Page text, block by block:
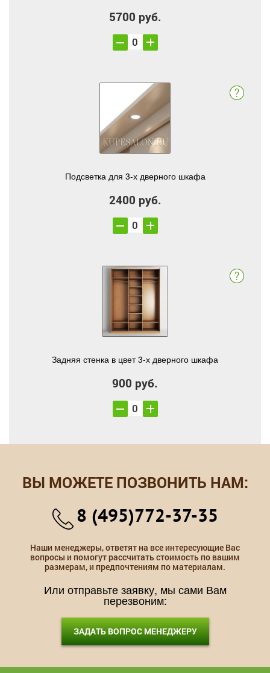
5700 руб.
Подсветка для 3-х дверного шкафа
2400 руб.
Задняя стенка в цвет 3-х дверного шкафа
900 руб.
ВЫ МОЖЕТЕ ПОЗВОНИТЬ НАМ:
8 (495)772-37-35
Наши менеджеры, ответят на все интересующие Вас
вопросы и помогут рассчитать стоимость по вашим
размерам, и предпочтениям по материалам.
Или отправьте заявку, мы сами Вам
перезвоним:
ЗАДАТЬ ВОПРОС МЕНЕДЖЕРУ